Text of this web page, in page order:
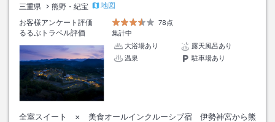
三重県 熊野・紀宝
地図
お客様アンケート評価
78点
るるぶトラベル評価
集計中
大浴場あり
露天風呂あり
温泉
駐車場あり
全室スイート × 美食オールインクルーシブ宿 伊勢神宮から熊